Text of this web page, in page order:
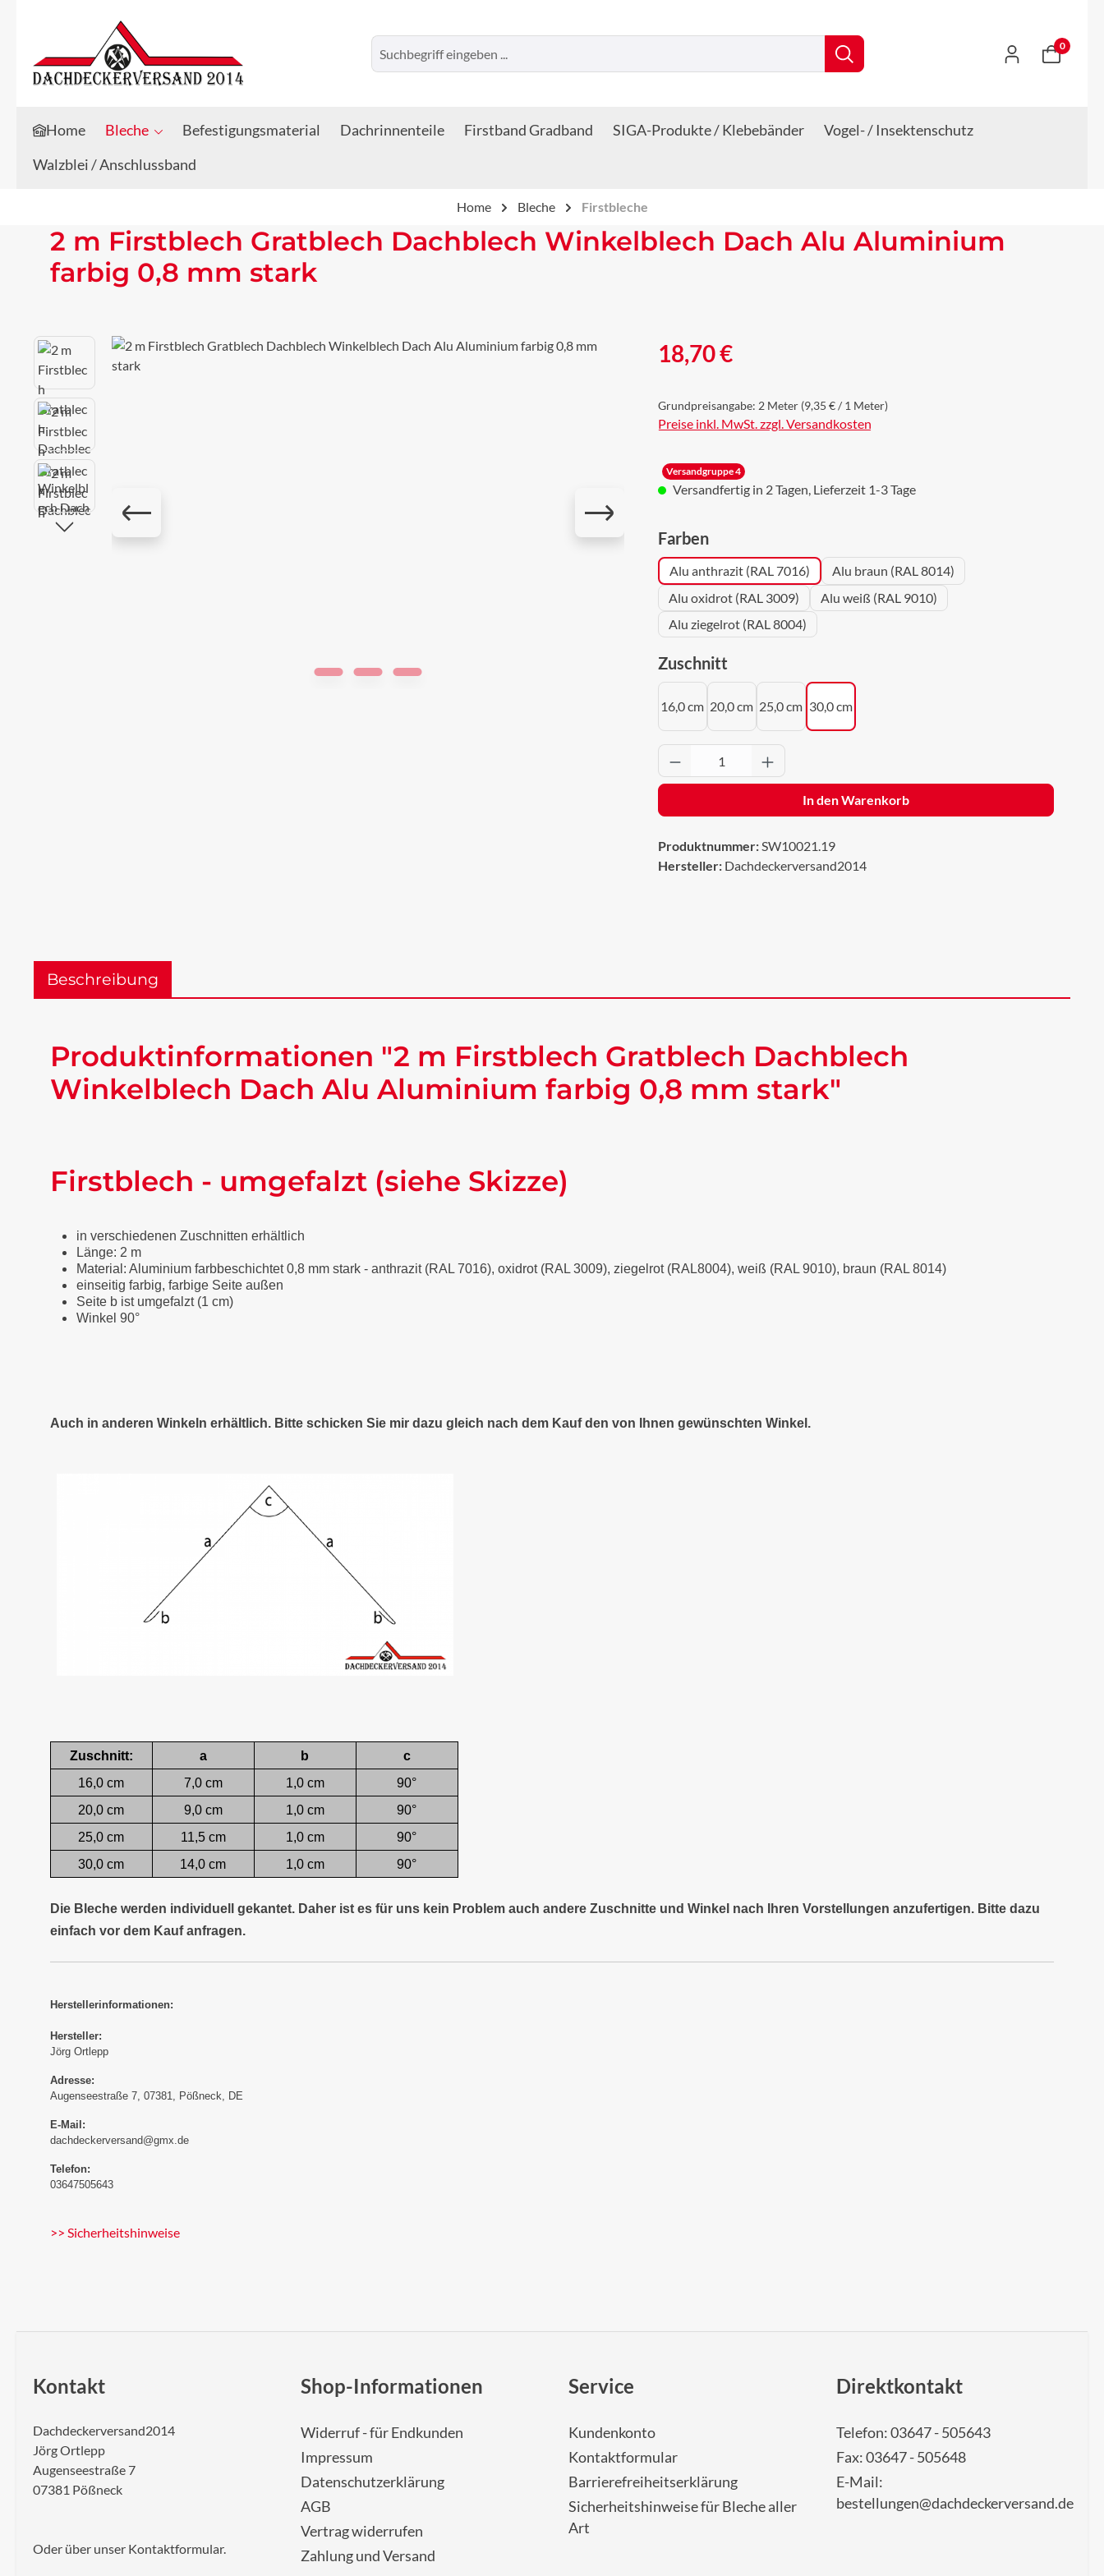
Zum Hauptinhalt springen
Zur Suche springen
0
Home Bleche Befestigungsmaterial Dachrinnenteile Firstband Gradband SIGA-Produkte / Klebebänder
Vogel- / Insektenschutz
Walzblei / Anschlussband
Home Bleche Firstbleche
2 m Firstblech Gratblech Dachblech Winkelblech Dach Alu Aluminium
farbig 0,8 mm stark
Bildergalerie überspringen Regulärer Preis:
18,70 €
Grundpreisangabe: 2 Meter (9,35 € / 1 Meter)
Preise inkl. MwSt. zzgl. Versandkosten
Versandgruppe 4
Versandfertig in 2 Tagen, Lieferzeit 1-3 Tage
Farbenauswählen
Alu anthrazit (RAL 7016)
Alu braun (RAL 8014)
Alu oxidrot (RAL 3009)
Alu weiß (RAL 9010)
Alu ziegelrot (RAL 8004)
Zuschnittauswählen
16,0 cm 20,0 cm 25,0 cm 30,0 cm
Produkt Anzahl: Gib den gewünschten Wert ein
In den Warenkorb
Produktnummer:SW10021.19
Hersteller: Dachdeckerversand2014
Beschreibung
Produktinformationen "2 m Firstblech Gratblech Dachblech
Winkelblech Dach Alu Aluminium farbig 0,8 mm stark"
Firstblech - umgefalzt (siehe Skizze)
in verschiedenen Zuschnitten erhältlich
Länge: 2 m
Material: Aluminium farbbeschichtet 0,8 mm stark - anthrazit (RAL 7016), oxidrot (RAL 3009), ziegelrot (RAL8004), weiß (RAL 9010), braun (RAL 8014)
einseitig farbig, farbige Seite außen
Seite b ist umgefalzt (1 cm)
Winkel 90°
Auch in anderen Winkeln erhältlich. Bitte schicken Sie mir dazu gleich nach dem Kauf den von Ihnen gewünschten Winkel.
Zuschnitt: a b
c
16,0 cm
7,0 cm 1,0 cm
90°
20,0 cm
9,0 cm 1,0 cm
90°
25,0 cm
11,5 cm 1,0 cm
90°
30,0 cm
14,0 cm 1,0 cm 90°
Die Bleche werden individuell gekantet. Daher ist es für uns kein Problem auch andere Zuschnitte und Winkel nach Ihren Vorstellungen anzufertigen. Bitte dazu
einfach vor dem Kauf anfragen.
Herstellerinformationen:
Hersteller:
Jörg Ortlepp
Adresse:
Augenseestraße 7, 07381, Pößneck, DE
E-Mail:
dachdeckerversand@gmx.de
Telefon:
03647505643
>> Sicherheitshinweise
Kontakt
Dachdeckerversand2014
Jörg Ortlepp
Augenseestraße 7
07381 Pößneck
Oder über unser Kontaktformular.
Shop-Informationen
Widerruf - für Endkunden
Impressum
Datenschutzerklärung
AGB
Vertrag widerrufen
Zahlung und Versand
Service
Kundenkonto
Kontaktformular
Barrierefreiheitserklärung
Sicherheitshinweise für Bleche aller
Art
Direktkontakt
Telefon: 03647 - 505643
Fax: 03647 - 505648
E-Mail:
bestellungen@dachdeckerversand.de